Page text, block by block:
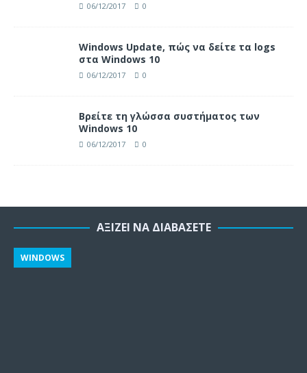
06/12/2017 0
Windows Update, πώς να δείτε τα logs
στα Windows 10
06/12/2017 0
Βρείτε τη γλώσσα συστήματος των
Windows 10
06/12/2017 0
ΑΞΊΖΕΙ ΝΑ ΔΙΑΒΆΣΕΤΕ
WINDOWS